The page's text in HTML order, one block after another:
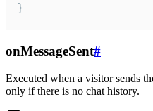
}
onMessageSent#
Executed when a visitor sends
only if there is no chat history.